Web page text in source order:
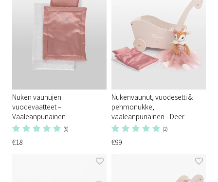
Nuken vaunujen
vuodevaatteet –
Vaaleanpunainen
(5)
€18
Nukenvaunut, vuodesetti &
pehmonukke,
vaaleanpunainen - Deer
(2)
€99